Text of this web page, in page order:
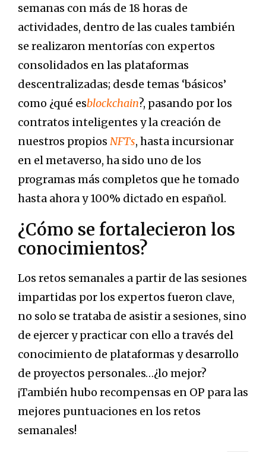
semanas con más de 18 horas de
actividades, dentro de las cuales también
se realizaron mentorías con expertos
consolidados en las plataformas
descentralizadas; desde temas ‘básicos’
como ¿qué esblockchain?, pasando por los
contratos inteligentes y la creación de
nuestros propios NFTs, hasta incursionar
en el metaverso, ha sido uno de los
programas más completos que he tomado
hasta ahora y 100% dictado en español.
¿Cómo se fortalecieron los
conocimientos?
Los retos semanales a partir de las sesiones
impartidas por los expertos fueron clave,
no solo se trataba de asistir a sesiones, sino
de ejercer y practicar con ello a través del
conocimiento de plataformas y desarrollo
de proyectos personales…¿lo mejor?
¡También hubo recompensas en OP para las
mejores puntuaciones en los retos
semanales!